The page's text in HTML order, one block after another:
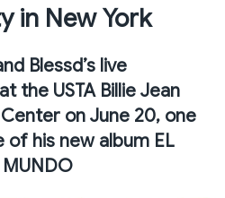
in New York
Blessd’s live
the USTA Billie Jean
on June 20, one
his new album EL
MUNDO